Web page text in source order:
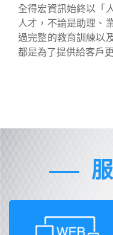
全得宏資訊始終以「
人才，不論是助理、
過完整的教育訓練以
都是為了提供給客戶